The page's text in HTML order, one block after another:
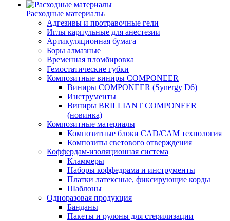
Расходные материалы
Адгезивы и протравочные гели
Иглы карпульные для анестезии
Артикуляционная бумага
Боры алмазные
Временная пломбировка
Гемостатические губки
Композитные виниры COMPONEER
Виниры COMPONEER (Synergy D6)
Инструменты
Виниры BRILLIANT COMPONEER
(новинка)
Композитные материалы
Композитные блоки CAD/СAM технология
Композиты светового отверждения
Коффердам-изоляционная система
Кламмеры
Наборы коффедрама и инструменты
Платки латексные, фиксирующие корды
Шаблоны
Одноразовая продукция
Банданы
Пакеты и рулоны для стерилизации